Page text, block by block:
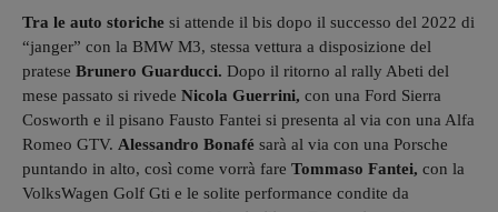
Tra le auto storiche si attende il bis dopo il successo del 2022 di
“janger” con la BMW M3, stessa vettura a disposizione del
pratese Brunero Guarducci. Dopo il ritorno al rally Abeti del
mese passato si rivede Nicola Guerrini, con una Ford Sierra
Cosworth e il pisano Fausto Fantei si presenta al via con una Alfa
Romeo GTV. Alessandro Bonafé sarà al via con una Porsche
puntando in alto, così come vorrà fare Tommaso Fantei, con la
VolksWagen Golf Gti e le solite performance condite da